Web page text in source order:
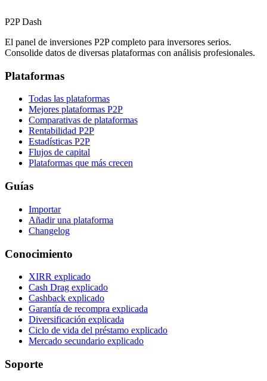
P2P Dash
El panel de inversiones P2P completo para inversores serios.
Consolide datos de diversas plataformas con análisis profesionales.
Plataformas
Todas las plataformas
Mejores plataformas P2P
Comparativas de plataformas
Rentabilidad P2P
Estadísticas P2P
Flujos de capital
Plataformas que más crecen
Guías
Importar
Añadir una plataforma
Changelog
Conocimiento
XIRR explicado
Cash Drag explicado
Cashback explicado
Garantía de recompra explicada
Diversificación explicada
Ciclo de vida del préstamo explicado
Mercado secundario explicado
Soporte